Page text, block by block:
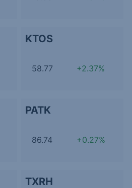
KTOS
58.77 +2.37%
PATK
86.74 +0.27%
TXRH